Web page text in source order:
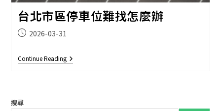
整
介
台北市區停車位難找怎麼辦
Post2026-03-31
Continue Reading台
北
位
搜尋